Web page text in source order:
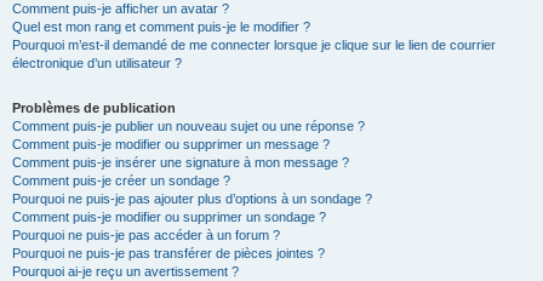
Comment puis-je afficher un avatar ?
Quel est mon rang et comment puis-je le modifier ?
Pourquoi m’est-il demandé de me connecter lorsque je clique sur le lien de courrier
électronique d’un utilisateur ?
Problèmes de publication
Comment puis-je publier un nouveau sujet ou une réponse ?
Comment puis-je modifier ou supprimer un message ?
Comment puis-je insérer une signature à mon message ?
Comment puis-je créer un sondage ?
Pourquoi ne puis-je pas ajouter plus d’options à un sondage ?
Comment puis-je modifier ou supprimer un sondage ?
Pourquoi ne puis-je pas accéder à un forum ?
Pourquoi ne puis-je pas transférer de pièces jointes ?
Pourquoi ai-je reçu un avertissement ?